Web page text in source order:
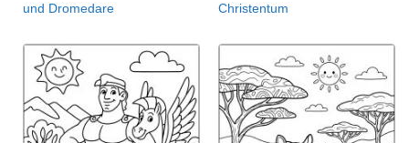
und Dromedare
Christentum